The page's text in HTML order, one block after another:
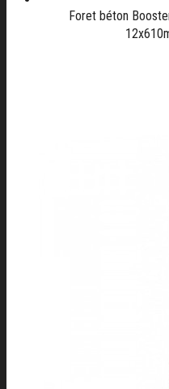
Foret béton